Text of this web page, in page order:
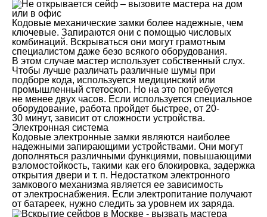
Кодовые механические замки более надежные, чем
ключевые. Запираются они с помощью числовых
комбинаций. Вскрываться они могут грамотным
специалистом даже безо всякого оборудования.
В этом случае мастер использует собственный слух.
Чтобы лучше различать различные шумы при
подборе кода, используется медицинский или
промышленный стетоскоп. Но на это потребуется
не менее двух часов. Если используется специальное
оборудование, работа пройдет быстрее, от 20-
30 минут, зависит от сложности устройства.
Электронная система
Кодовые электронные замки являются наиболее
надежными запирающими устройствами. Они могут
дополняться различными функциями, повышающими
взломостойкость, такими как его блокировка, задержка
открытия двери и т. п. Недостатком электронного
замкового механизма является ее зависимость
от электроснабжения. Если электропитание получают
от батареек, нужно следить за уровнем их заряда.